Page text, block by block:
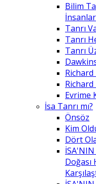
Bilim
Tanrı
Tanrı
Tanrı
Richard
Evrime
İsa Tanrı mı?
Önsöz
Kim
Dört
İSA'NIN
Doğası